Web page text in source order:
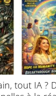
tout IA ?